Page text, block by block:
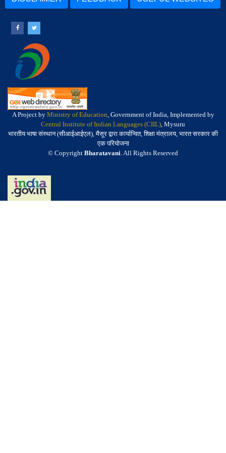
A Project by Ministry of Education, Government of India, Implemented by
Central Institute of Indian Languages (CIIL), Mysuru
भारतीय भाषा संस्थान (सीआईआईएल), मैसूर द्वारा कार्यान्वित, शिक्षा मंत्रालय, भारत सरकार की
एक परियोजना
© Copyright Bharatavani. All Rights Reserved